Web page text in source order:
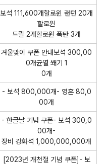
보석 111,600개할로윈 랜턴 20개
할로윈
드릴 2개할로윈 폭탄 3개
겨울맞이 쿠폰 안내보석 300,00
0개균열 쐐기 1
0개
- 보석 800,000개- 영혼 80,0
00개
- 한글날 기념 쿠폰- 보석 300,0
00개-
장비 강화석 1,000,000,000개
[2023년 개천절 기념 쿠폰]- 보